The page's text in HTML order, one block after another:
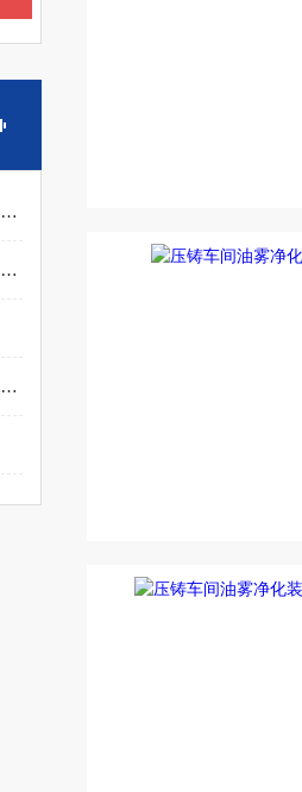
热处理车间油雾净化对油雾气体进行净化处理
工业油雾净化治理流程原来是这样的
油雾净化设备的维护保养经验分享，新手值得借鉴